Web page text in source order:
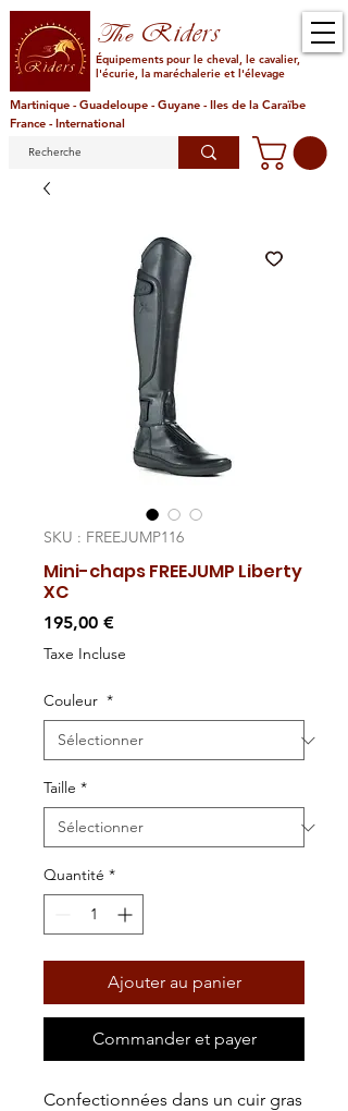
TheRiders
Équipements pour le cheval, le cavalier,
l'écurie, la maréchalerie et l'élevage
Martinique - Guadeloupe - Guyane - Iles de la Caraïbe
France - International
SKU : FREEJUMP116
Mini-chaps FREEJUMP Liberty
XC
195,00 €Prix
Taxe Incluse
Couleur *
Taille *
Quantité *
Ajouter au panier
Commander et payer
Confectionnées dans un cuir gras